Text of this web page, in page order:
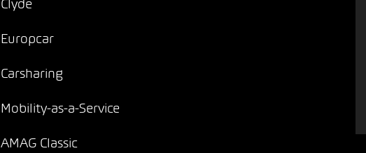
Clyde
Europcar
Carsharing
Mobility-as-a-Service
AMAG Classic